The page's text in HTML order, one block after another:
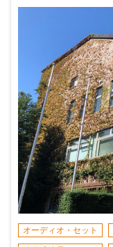
オーディオ・セット